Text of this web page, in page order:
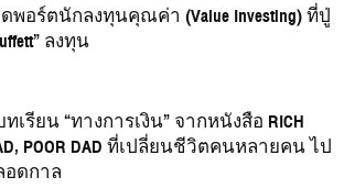
พอร์ตนักลงทุนคุณค่า (Value Investing) ที่ปู่
ลงทุน
ทเรียน “ทางการเงิน” จากหนังสือ RICH
POOR DAD ที่เปลี่ยนชีวิตคนหลายคน ไป
อดกาล